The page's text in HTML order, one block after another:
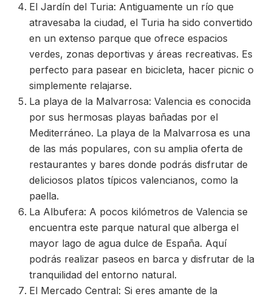
El Jardín del Turia: Antiguamente un río que
atravesaba la ciudad, el Turia ha sido convertido
en un extenso parque que ofrece espacios
verdes, zonas deportivas y áreas recreativas. Es
perfecto para pasear en bicicleta, hacer picnic o
simplemente relajarse.
La playa de la Malvarrosa: Valencia es conocida
por sus hermosas playas bañadas por el
Mediterráneo. La playa de la Malvarrosa es una
de las más populares, con su amplia oferta de
restaurantes y bares donde podrás disfrutar de
deliciosos platos típicos valencianos, como la
paella.
La Albufera: A pocos kilómetros de Valencia se
encuentra este parque natural que alberga el
mayor lago de agua dulce de España. Aquí
podrás realizar paseos en barca y disfrutar de la
tranquilidad del entorno natural.
El Mercado Central: Si eres amante de la